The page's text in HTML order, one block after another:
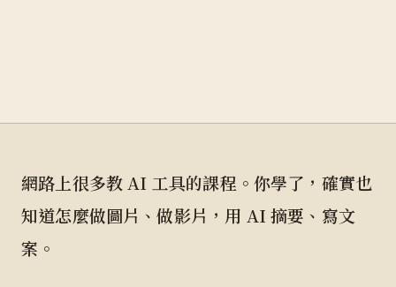
網路上很多教 AI 工具的課程。你學了，確實也
知道怎麼做圖片、做影片，用 AI 摘要、寫文
案。